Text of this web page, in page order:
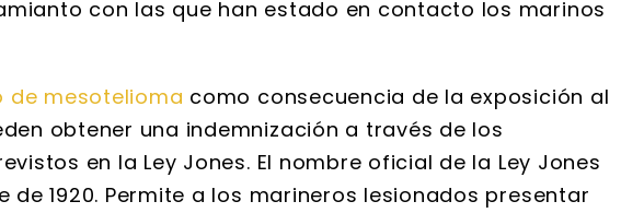
con las que han estado en contacto los marinos
de mesotelioma como consecuencia de la exposición al
obtener una indemnización a través de los
en la Ley Jones. El nombre oficial de la Ley Jones
de 1920. Permite a los marineros lesionados presentar